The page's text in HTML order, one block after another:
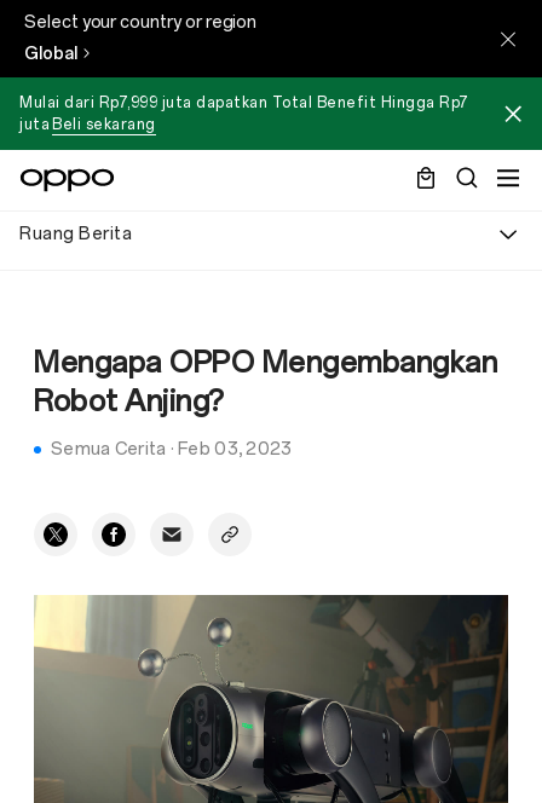
Select your country or region
Global
Mulai dari Rp7,999 juta dapatkan Total Benefit Hingga Rp7
juta Beli sekarang
Ruang Berita
Mengapa OPPO Mengembangkan
Robot Anjing?
Semua Cerita · Feb 03, 2023